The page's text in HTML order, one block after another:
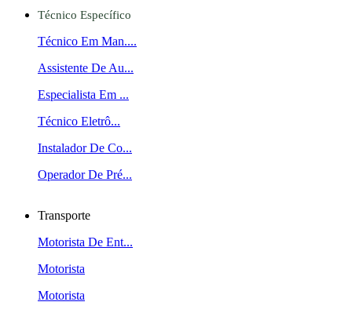
Técnico Específico
Técnico Em Man....
Assistente De Au...
Especialista Em ...
Técnico Eletrô...
Instalador De Co...
Operador De Pré...
Transporte
Motorista De Ent...
Motorista
Motorista